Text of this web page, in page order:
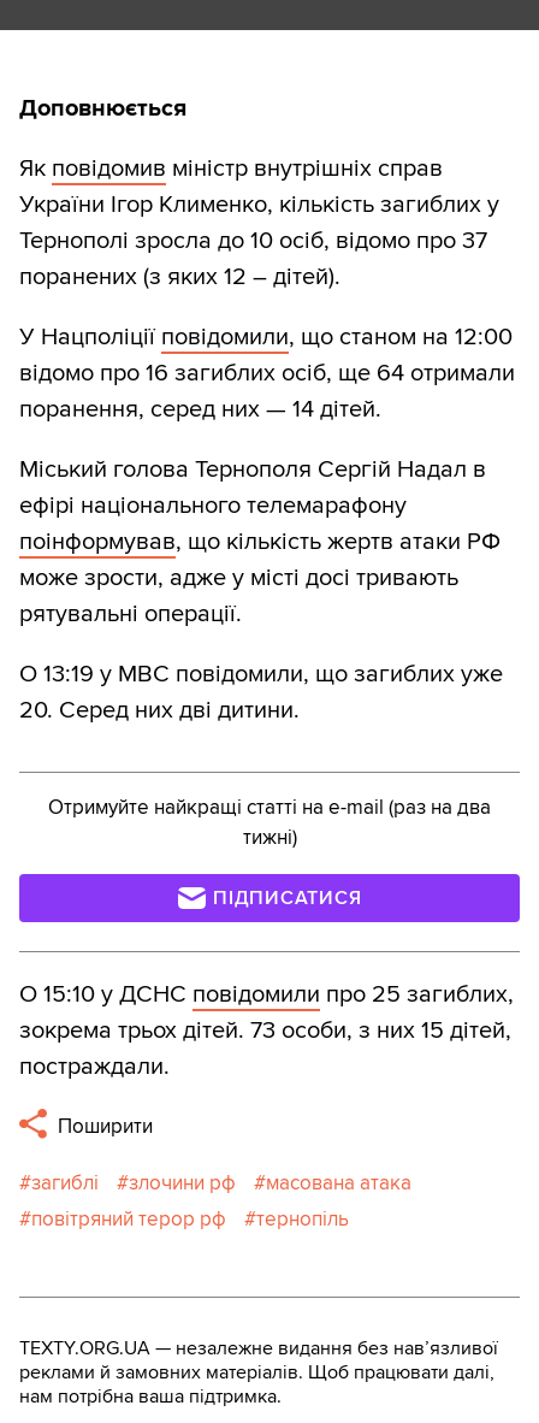
Доповнюється
Як повідомив міністр внутрішніх справ
України Ігор Клименко, кількість загиблих у
Тернополі зросла до 10 осіб, відомо про 37
поранених (з яких 12 – дітей).
У Нацполіції повідомили, що станом на 12:00
відомо про 16 загиблих осіб, ще 64 отримали
поранення, серед них — 14 дітей.
Міський голова Тернополя Сергій Надал в
ефірі національного телемарафону
поінформував, що кількість жертв атаки РФ
може зрости, адже у місті досі тривають
рятувальні операції.
О 13:19 у МВС повідомили, що загиблих уже
20. Серед них дві дитини.
Отримуйте найкращі статті на e-mail (раз на два
тижні)
ПІДПИСАТИСЯ
О 15:10 у ДСНС повідомили про 25 загиблих,
зокрема трьох дітей. 73 особи, з них 15 дітей,
постраждали.
Поширити
загиблі злочини рф
масована атака
повітряний терор рф
тернопіль
TEXTY.ORG.UA — незалежне видання без навʼязливої
реклами й замовних матеріалів. Щоб працювати далі,
нам потрібна ваша підтримка.